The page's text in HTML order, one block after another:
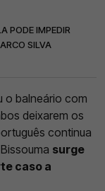
PODE IMPEDIR
SILVA
o balneário com
deixarem os
continua
surge
caso a